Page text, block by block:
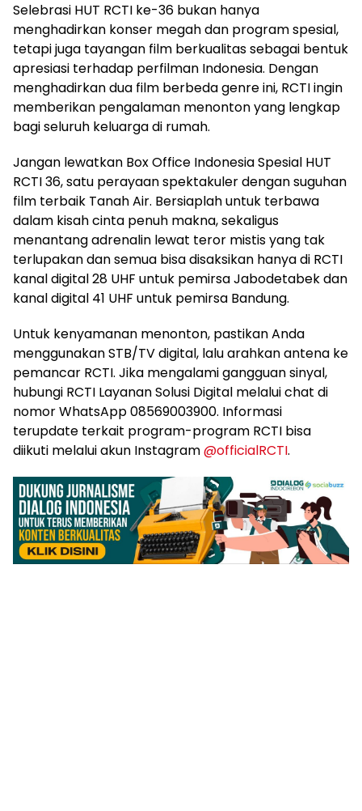
Selebrasi HUT RCTI ke-36 bukan hanya
menghadirkan konser megah dan program spesial,
tetapi juga tayangan film berkualitas sebagai bentuk
apresiasi terhadap perfilman Indonesia. Dengan
menghadirkan dua film berbeda genre ini, RCTI ingin
memberikan pengalaman menonton yang lengkap
bagi seluruh keluarga di rumah.
Jangan lewatkan Box Office Indonesia Spesial HUT
RCTI 36, satu perayaan spektakuler dengan suguhan
film terbaik Tanah Air. Bersiaplah untuk terbawa
dalam kisah cinta penuh makna, sekaligus
menantang adrenalin lewat teror mistis yang tak
terlupakan dan semua bisa disaksikan hanya di RCTI
kanal digital 28 UHF untuk pemirsa Jabodetabek dan
kanal digital 41 UHF untuk pemirsa Bandung.
Untuk kenyamanan menonton, pastikan Anda
menggunakan STB/TV digital, lalu arahkan antena ke
pemancar RCTI. Jika mengalami gangguan sinyal,
hubungi RCTI Layanan Solusi Digital melalui chat di
nomor WhatsApp 08569003900. Informasi
terupdate terkait program-program RCTI bisa
diikuti melalui akun Instagram@officialRCTI.